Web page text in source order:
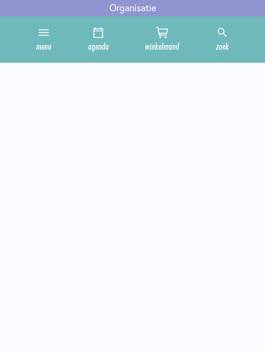
menu agenda winkelmand zoek
Organisatie
Cultuurclub